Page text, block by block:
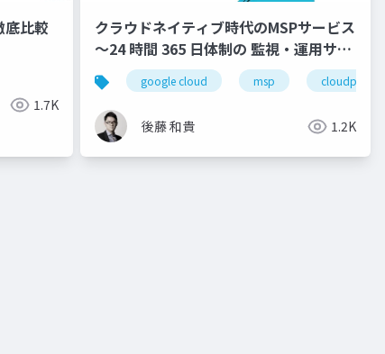
比較
1.7K
クラウドネイティブ時代のMSPサービス
〜24 時間 365 日体制の 監視・運用サー
ビスの実情〜
google cloud msp cloudpack
後藤 和貴 1.2K